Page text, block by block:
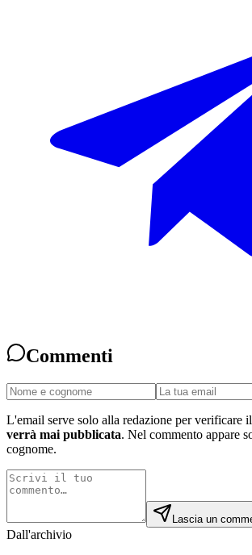
Commenti
L'email serve solo alla redazione per verificare
verrà mai pubblicata. Nel commento appare
cognome.
Lascia un
Dall'archivio